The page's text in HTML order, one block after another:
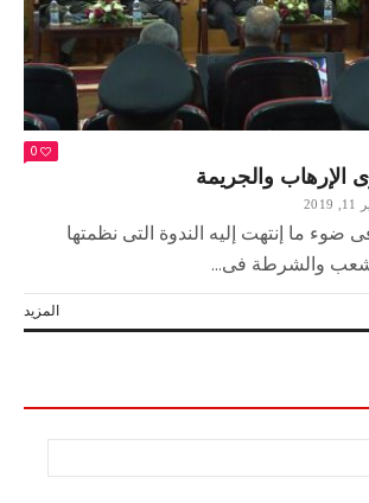
0
الإرهاب والجريمة
ما إنتهت إليه الندوة التى نظمتها
والشرطة فى...
المزيد